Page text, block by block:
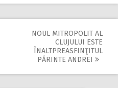
NOUL MITROPOLIT AL
CLUJULUI ESTE
ÎNALTPREASFINŢITUL
PĂRINTE ANDREI